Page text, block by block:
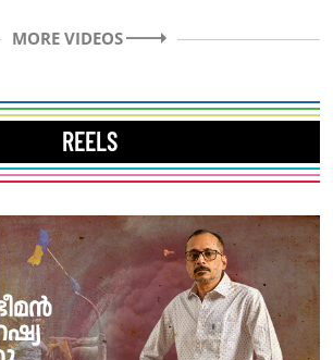
MORE VIDEOS
REELS